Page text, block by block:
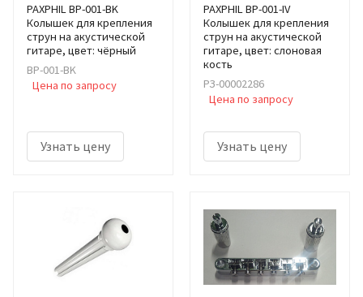
PAXPHIL BP-001-BK
Колышек для крепления
струн на акустической
гитаре, цвет: чёрный
BP-001-BK
Цена по запросу
Узнать цену
PAXPHIL BP-001-IV
Колышек для крепления
струн на акустической
гитаре, цвет: слоновая
кость
РЗ-00002286
Цена по запросу
Узнать цену